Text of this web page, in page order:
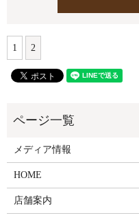
1 2
メディア情報
HOME
店舗案内